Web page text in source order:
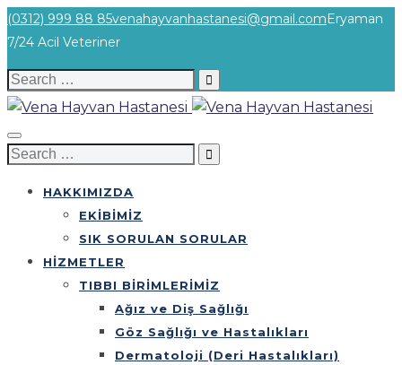
(0312) 999 88 85venahayvanhastanesi@gmail.comEryaman
7/24 Acil Veteriner
Search
for:
Search
HAKKIMIZDA
EKİBİMİZ
SIK SORULAN SORULAR
HİZMETLER
TIBBI BİRİMLERİMİZ
Ağız ve Diş Sağlığı
Göz Sağlığı ve Hastalıkları
Dermatoloji (Deri Hastalıkları)